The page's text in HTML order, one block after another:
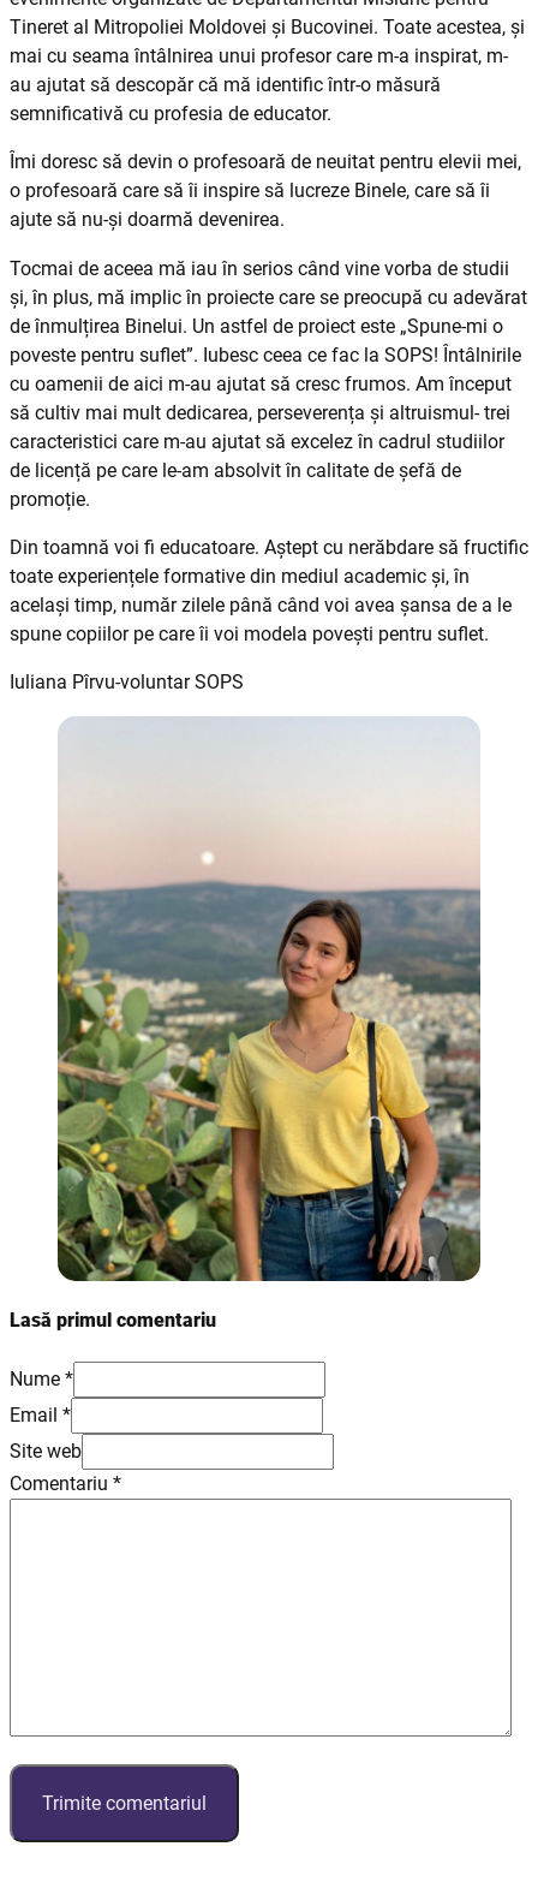
Tineret al Mitropoliei Moldovei și Bucovinei. Toate acestea, și
mai cu seama întâlnirea unui profesor care m-a inspirat, m-
au ajutat să descopăr că mă identific într-o măsură
semnificativă cu profesia de educator.
Îmi doresc să devin o profesoară de neuitat pentru elevii mei,
o profesoară care să îi inspire să lucreze Binele, care să îi
ajute să nu-și doarmă devenirea.
Tocmai de aceea mă iau în serios când vine vorba de studii
și, în plus, mă implic în proiecte care se preocupă cu adevărat
de înmulțirea Binelui. Un astfel de proiect este „Spune-mi o
poveste pentru suflet”. Iubesc ceea ce fac la SOPS! Întâlnirile
cu oamenii de aici m-au ajutat să cresc frumos. Am început
să cultiv mai mult dedicarea, perseverența și altruismul- trei
caracteristici care m-au ajutat să excelez în cadrul studiilor
de licență pe care le-am absolvit în calitate de șefă de
promoție.
Din toamnă voi fi educatoare. Aștept cu nerăbdare să fructific
toate experiențele formative din mediul academic și, în
același timp, număr zilele până când voi avea șansa de a le
spune copiilor pe care îi voi modela povești pentru suflet.
Iuliana Pîrvu-voluntar SOPS
Lasă primul comentariu
Nume *
Email *
Site web
Comentariu *